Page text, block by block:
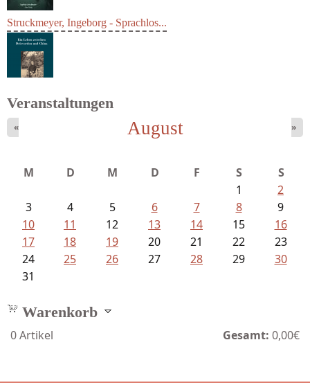
Ein Leben zwischen Drievorden und...
Struckmeyer, Ingeborg - Sprachlos...
Veranstaltungen
August
« »
M D M D F S
S
1
2
3
4 5 6 7 8
9
10
11 12 13 14 15
16
17
18 19 20 21 22
23
24
25 26 27 28 29
30
31
Warenkorb
0Artikel Gesamt: 0,00€